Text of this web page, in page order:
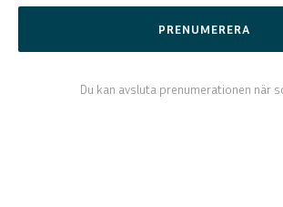
PRENUMERERA
Du kan avsluta prenumerationen när